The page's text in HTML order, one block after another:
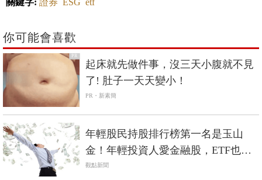
關鍵字: 證券 ESG etf
你可能會喜歡
PR
起床就先做件事，沒三天小腹就不見
了! 肚子一天天變小！
PR・新素簡
年輕股民持股排行榜第一名是玉山
金！年輕投資人愛金融股，ETF也獲
青睞
觀點新聞